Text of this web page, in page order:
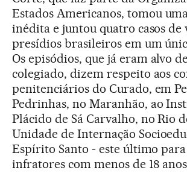
Estados Americanos, tomou
inédita e juntou quatro casos de
presídios brasileiros em um
Os episódios, que já eram alvo
colegiado, dizem respeito aos
penitenciários do Curado, em
Pedrinhas, no Maranhão, ao
Plácido de Sá Carvalho, no Rio
Unidade de Internação
Espírito Santo - este último
infratores com menos de 18